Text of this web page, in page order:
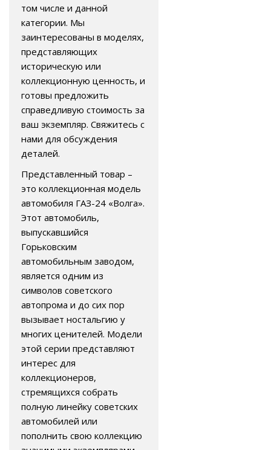
том числе и данной
категории. Мы
заинтересованы в моделях,
представляющих
историческую или
коллекционную ценность, и
готовы предложить
справедливую стоимость за
ваш экземпляр. Свяжитесь с
нами для обсуждения
деталей.
Представленный товар –
это коллекционная модель
автомобиля ГАЗ-24 «Волга».
Этот автомобиль,
выпускавшийся
Горьковским
автомобильным заводом,
является одним из
символов советского
автопрома и до сих пор
вызывает ностальгию у
многих ценителей. Модели
этой серии представляют
интерес для
коллекционеров,
стремящихся собрать
полную линейку советских
автомобилей или
пополнить свою коллекцию